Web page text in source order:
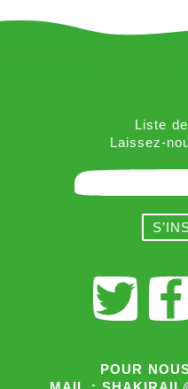
Liste
Laissez-
POUR